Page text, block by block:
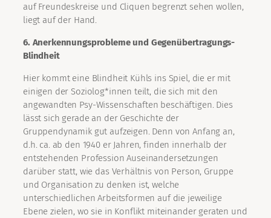
auf Freundeskreise und Cliquen begrenzt sehen wollen,
liegt auf der Hand.
6. Anerkennungsprobleme und Gegenübertragungs-
Blindheit
Hier kommt eine Blindheit Kühls ins Spiel, die er mit
einigen der Soziolog*innen teilt, die sich mit den
angewandten Psy-Wissenschaften beschäftigen. Dies
lässt sich gerade an der Geschichte der
Gruppendynamik gut aufzeigen. Denn von Anfang an,
d.h. ca. ab den 1940 er Jahren, finden innerhalb der
entstehenden Profession Auseinandersetzungen
darüber statt, wie das Verhältnis von Person, Gruppe
und Organisation zu denken ist, welche
unterschiedlichen Arbeitsformen auf die jeweilige
Ebene zielen, wo sie in Konflikt miteinander geraten und